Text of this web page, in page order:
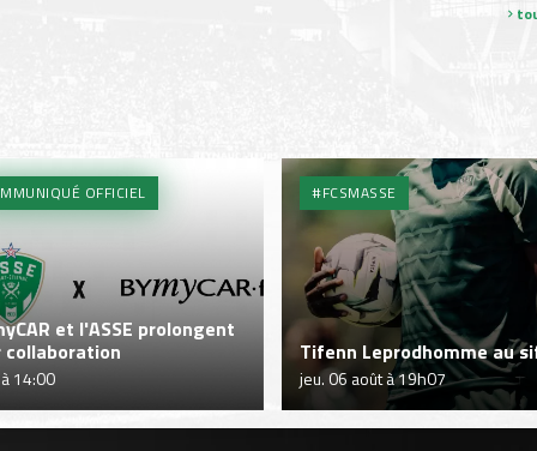
OFFICIEL
et l'ASSE prolongent
collaboration
14:00
#FCSMASSE
Tifenn Leprodhomme au
jeu. 06 août à 19h07